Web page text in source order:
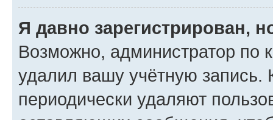
Я давно зарегистрирован,
Возможно, администратор по
удалил вашу учётную запись.
периодически удаляют